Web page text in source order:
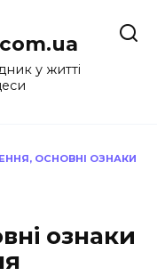
у житті
ОСНОВНІ ОЗНАКИ
ознаки